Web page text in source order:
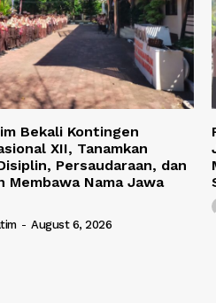
Bekali Kontingen
XII, Tanamkan
Persaudaraan, dan
Membawa Nama Jawa
- August 6, 2026